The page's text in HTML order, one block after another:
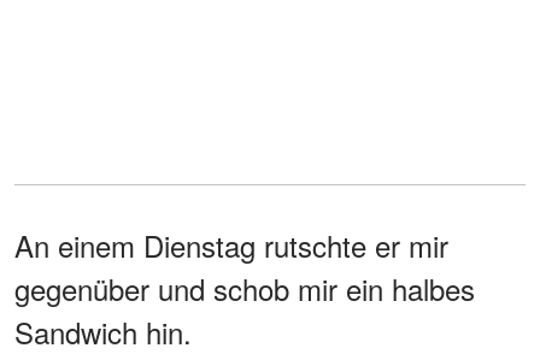
An einem Dienstag rutschte er mir
gegenüber und schob mir ein halbes
Sandwich hin.